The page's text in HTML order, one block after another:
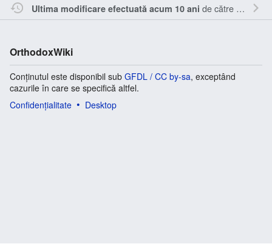
Ultima modificare efectuată acum 10 ani de către Oql
OrthodoxWiki
Conținutul este disponibil sub GFDL / CC by-sa, exceptând
cazurile în care se specifică altfel.
Confidențialitate
Desktop